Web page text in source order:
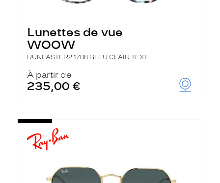
Lunettes de vue
WOOW
RUNFASTER2 1708 BLEU CLAIR TEXT
À partir de
235,00 €